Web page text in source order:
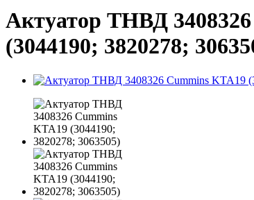
Актуатор ТНВД
(3044190; 3820278;